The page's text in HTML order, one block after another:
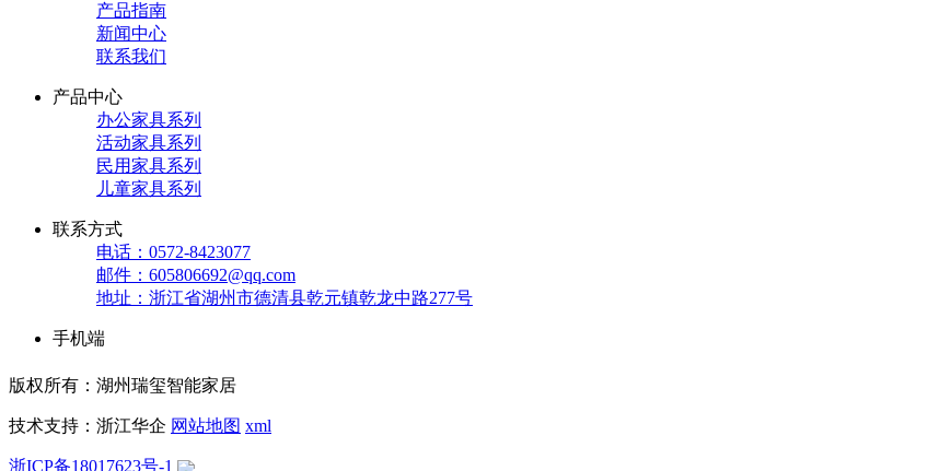
产品指南
新闻中心
联系我们
产品中心
办公家具系列
活动家具系列
民用家具系列
儿童家具系列
联系方式
电话：0572-8423077
邮件：605806692@qq.com
地址：浙江省湖州市德清县乾元镇乾龙中路277号
手机端
版权所有：湖州瑞玺智能家居
技术支持：浙江华企 网站地图 xml
浙ICP备18017623号-1